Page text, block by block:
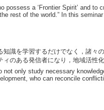
a ‘Frontier Spiritʼ and to
rest of the world.” In this
識を学習するだけでなく，諸々
のある発信者になり，地域活性
only study necessary
who can reconcile